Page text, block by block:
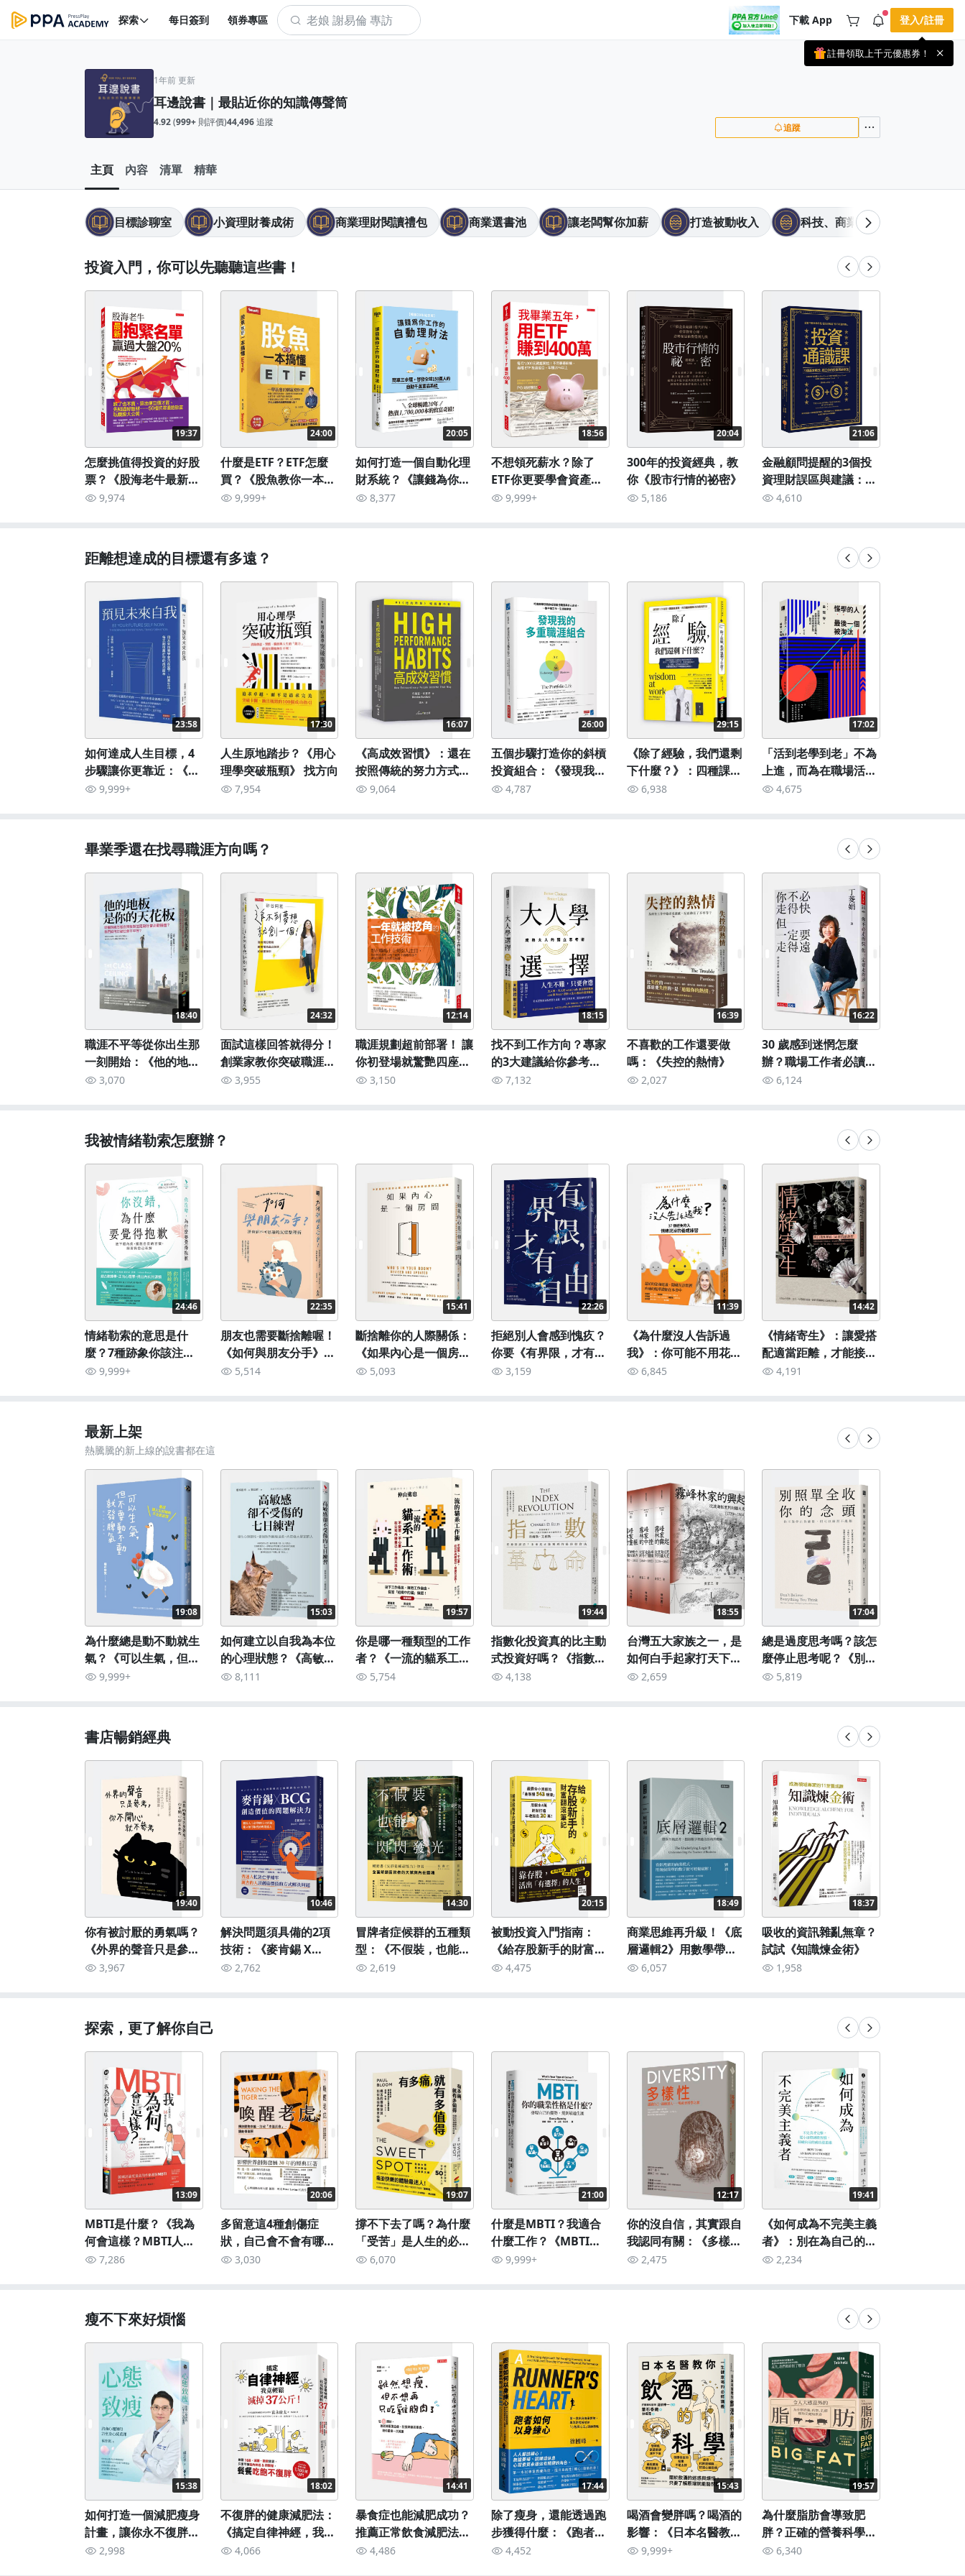
探索 每日簽到 領券專區 下載 App
折 NT$300、再贈最高 2% 點數回饋！
🚀 酷暑來襲．偷偷在冷氣房升級 📈
⭐️ 【冷氣房進修 限時開跑】◾單筆滿
✅ 滿 $5,000 回饋 2% 點數🎁 此為 PPA
享有「渠道專屬活動」及「個人化推
播」！
4 天前
登入/註冊
註冊領取上千元優惠券！
1年前 更新
耳邊說書｜最貼近你的知識傳聲筒
4.92(999+ 則評價)44,496追蹤 追蹤
主頁 內容 清單 精華
目標診聊室 小資理財養成術 商業理財閱讀禮包 商業選書池 讓老闆幫你加薪 打造被動收入 科技、商業巨頭故事
投資入門，你可以先聽聽這些書！
19:37
怎麼挑值得投資的好股
票？《股海老牛最新抱
緊名單，贏過大盤
9,974
24:00
什麼是ETF？ETF怎麼
買？《股魚教你一本搞
懂ETF》
9,999+
20:05
如何打造一個自動化理
財系統？《讓錢為你工
作的自動理財法》
8,377
18:56
不想領死薪水？除了
ETF你更要學會資產配
置！《我畢業五年，用
9,999+
20:04
300年的投資經典，教
你《股市行情的祕密》
5,186
21:06
金融顧問提醒的3個投
資理財誤區與建議：
《投資通識課》
4,610
距離想達成的目標還有多遠？
23:58
如何達成人生目標，4
步驟讓你更靠近：《預
見未來自我》
9,999+
17:30
人生原地踏步？《用心
理學突破瓶頸》 找方向
7,954
16:07
《高成效習慣》：還在
按照傳統的努力方式？
這一招讓你長久性成長
9,064
26:00
五個步驟打造你的斜槓
投資組合：《發現我的
多重職涯組合》
4,787
29:15
《除了經驗，我們還剩
下什麼？》：四種課
題，培養你的斜槓力
6,938
17:02
「活到老學到老」不為
上進，而為在職場活下
來——《懂學的人最後
4,675
畢業季還在找尋職涯方向嗎？
18:40
職涯不平等從你出生那
一刻開始：《他的地板
是你的天花板》
3,070
24:32
面試這樣回答就得分！
創業家教你突破職涯盲
點《矽谷阿雅—— 追不
3,955
12:14
職涯規劃超前部署！ 讓
你初登場就驚艷四座：
《一年就被挖角的工作
3,150
18:15
找不到工作方向？專家
的3大建議給你參考：
《大人學選擇》
7,132
16:39
不喜歡的工作還要做
嗎：《失控的熱情》
2,027
16:22
30 歲感到迷惘怎麼
辦？職場工作者必讀
《你不必走得快，但一
6,124
我被情緒勒索怎麼辦？
24:46
情緒勒索的意思是什
麼？7種跡象你該注
意：《你沒錯，為什麼
9,999+
22:35
朋友也需要斷捨離喔！
《如何與朋友分手》釐
清你的交友狀況
5,514
15:41
斷捨離你的人際關係：
《如果內心是一個房
間》5,093
22:26
拒絕別人會感到愧疚？
你要《有界限，才有自
由》3,159
11:39
《為什麼沒人告訴過
我》：你可能不用花大
錢諮商，而是要這樣點
6,845
14:42
《情緒寄生》：讓愛搭
配適當距離，才能接納
不完美的自己
4,191
最新上架
熱騰騰的新上線的說書都在這
19:08
為什麼總是動不動就生
氣？《可以生氣，但不
要動不動就發脾氣》
9,999+
15:03
如何建立以自我為本位
的心理狀態？《高敏感
卻不受傷的七日練習》
8,111
19:57
你是哪一種類型的工作
者？《一流的貓系工作
術》5,754
19:44
指數化投資真的比主動
式投資好嗎？《指數革
命》4,138
18:55
台灣五大家族之一，是
如何白手起家打天下
的？《霧峰林家三部
2,659
17:04
總是過度思考嗎？該怎
麼停止思考呢？《別照
單全收你的念頭》
5,819
書店暢銷經典
19:40
你有被討厭的勇氣嗎？
《外界的聲音只是參
考，你不開心就不參
3,967
10:46
解決問題須具備的2項
技術：《麥肯錫 X
BCG》
2,762
14:30
冒牌者症候群的五種類
型：《不假裝，也能閃
閃發光》
2,619
20:15
被動投資入門指南：
《給存股新手的財富翻
滾筆記》
4,475
18:49
商業思維再升級！《底
層邏輯2》用數學帶你
理解世界
6,057
18:37
吸收的資訊雜亂無章？
試試《知識煉金術》
1,958
探索，更了解你自己
13:09
MBTI是什麼？《我為
何會這樣？MBTI人格
類型的16種性格密碼》
7,286
20:06
多留意這4種創傷症
狀，自己會不會有哪一
種：《喚醒老虎》
3,030
19:07
撐不下去了嗎？為什麼
「受苦」是人生的必要
存在：《有多痛，就有
6,070
21:00
什麼是MBTI？我適合
什麼工作？《MBTI你
的職業性格是什麼？》
9,999+
12:17
你的沒自信，其實跟自
我認同有關：《多樣
性》2,475
19:41
《如何成為不完美主義
者》：別在為自己的失
敗氣餒啦
2,234
瘦不下來好煩惱
15:38
如何打造一個減肥瘦身
計畫，讓你永不復胖：
《心態致瘦》
2,998
18:02
不復胖的健康減肥法：
《搞定自律神經，我竟
輕鬆減掉37公斤》
4,066
14:41
暴食症也能減肥成功？
推薦正常飲食減肥法：
《雖然想瘦，但不想再
4,486
17:44
除了瘦身，還能透過跑
步獲得什麼：《跑者如
何以身練心》
4,452
15:43
喝酒會變胖嗎？喝酒的
影響：《日本名醫教你
飲酒的科學》
9,999+
19:57
為什麼脂肪會導致肥
胖？正確的營養科學：
《令人大感意外的脂
6,340